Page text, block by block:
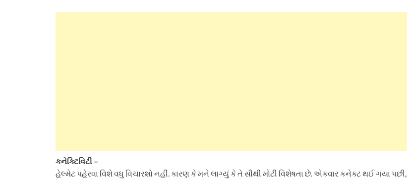
કનેક્ટિવિટી –
હેલ્મેટ પહેરવા વિશે વધુ વિચારશો નહીં. કારણ કે મને લાગ્યું કે તે સૌથી મોટી વિશેષતા છે. એકવાર કનેક્ટ થઈ ગયા પછી,